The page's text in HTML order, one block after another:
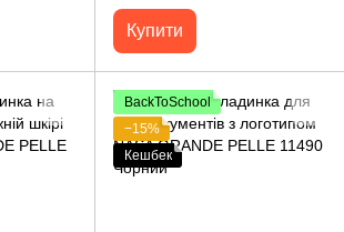
Купити
BackToSchool
−15%
Кешбек